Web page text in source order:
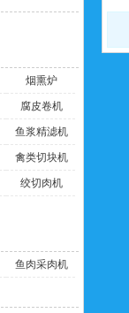
烟熏炉
腐皮卷机
鱼浆精滤机
禽类切块机
绞切肉机
鱼肉采肉机